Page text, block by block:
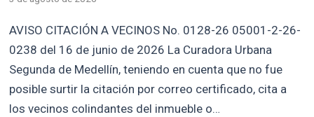
AVISO CITACIÓN A VECINOS No. 0128-26 05001-2-26-
0238 del 16 de junio de 2026 La Curadora Urbana
Segunda de Medellín, teniendo en cuenta que no fue
posible surtir la citación por correo certificado, cita a
los vecinos colindantes del inmueble o…